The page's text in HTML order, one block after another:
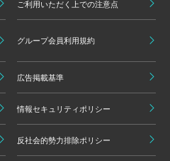
ご利用いただく上での注意点
グループ会員利用規約
広告掲載基準
情報セキュリティポリシー
反社会的勢力排除ポリシー